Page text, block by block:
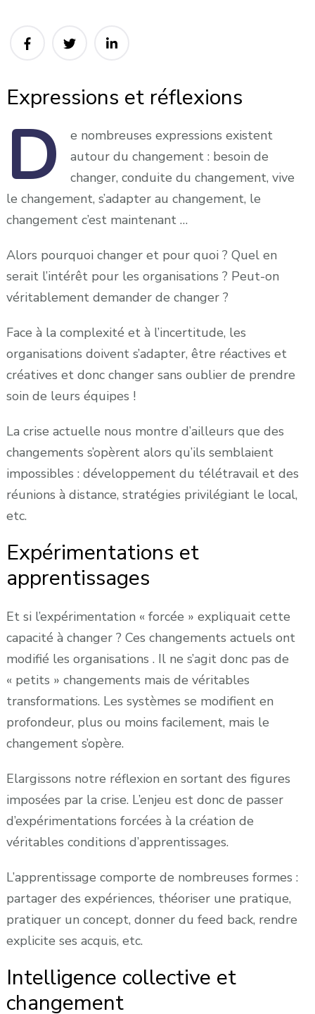
Expressions et réflexions
D e nombreuses expressions existent
autour du changement : besoin de
changer, conduite du changement, vive
le changement, s’adapter au changement, le
changement c’est maintenant …
Alors pourquoi changer et pour quoi ? Quel en
serait l’intérêt pour les organisations ? Peut-on
véritablement demander de changer ?
Face à la complexité et à l’incertitude, les
organisations doivent s’adapter, être réactives et
créatives et donc changer sans oublier de prendre
soin de leurs équipes !
La crise actuelle nous montre d’ailleurs que des
changements s’opèrent alors qu’ils semblaient
impossibles : développement du télétravail et des
réunions à distance, stratégies privilégiant le local,
etc.
Expérimentations et
apprentissages
Et si l’expérimentation « forcée » expliquait cette
capacité à changer ? Ces changements actuels ont
modifié les organisations . Il ne s’agit donc pas de
« petits » changements mais de véritables
transformations. Les systèmes se modifient en
profondeur, plus ou moins facilement, mais le
changement s’opère.
Elargissons notre réflexion en sortant des figures
imposées par la crise. L’enjeu est donc de passer
d’expérimentations forcées à la création de
véritables conditions d’apprentissages.
L’apprentissage comporte de nombreuses formes :
partager des expériences, théoriser une pratique,
pratiquer un concept, donner du feed back, rendre
explicite ses acquis, etc.
Intelligence collective et
changement